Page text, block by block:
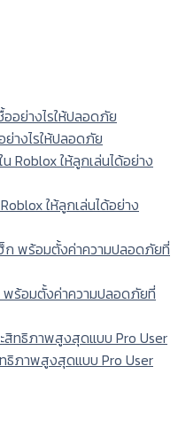
ย่างไรให้ปลอดภัย
ให้ลูกเล่นได้อย่าง
ร้อมตั้งค่าความปลอดภัยที่
ธิภาพสูงสุดแบบ Pro User